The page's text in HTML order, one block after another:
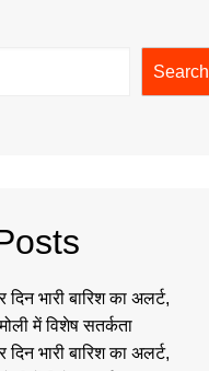
Search
भारी बारिश का अलर्ट,
में विशेष सतर्कता
भारी बारिश का अलर्ट,